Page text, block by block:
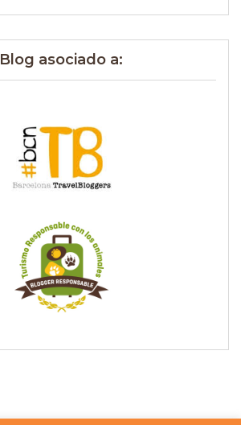
Blog asociado a: